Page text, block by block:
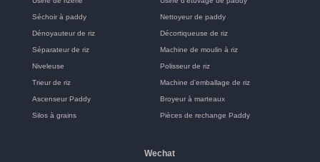
Séchoir à paddy Nettoyeur de paddy
Dénoyauteur de riz Décortiqueuse de riz
Séparateur de riz Machine de moulin à riz
Niveleuse Polisseur de riz
Trieur de riz Machine d’emballage de riz
Ascenseur Paddy Broyeur à marteaux
Silos à grains Pièces de rechange Paddy
Wechat